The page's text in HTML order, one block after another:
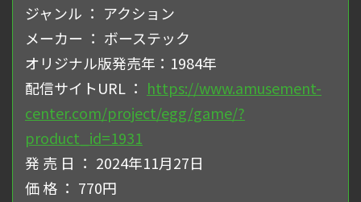
ジャンル ： アクション
メーカー ： ボーステック
オリジナル版発売年：1984年
配信サイトURL ： https://www.amusement-
center.com/project/egg/game/?
product_id=1931
発 売 日 ： 2024年11月27日
価 格 ： 770円